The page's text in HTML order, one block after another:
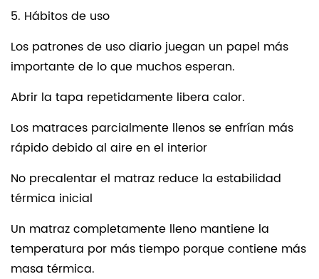
5. Hábitos de uso
Los patrones de uso diario juegan un papel más
importante de lo que muchos esperan.
Abrir la tapa repetidamente libera calor.
Los matraces parcialmente llenos se enfrían más
rápido debido al aire en el interior
No precalentar el matraz reduce la estabilidad
térmica inicial
Un matraz completamente lleno mantiene la
temperatura por más tiempo porque contiene más
masa térmica.